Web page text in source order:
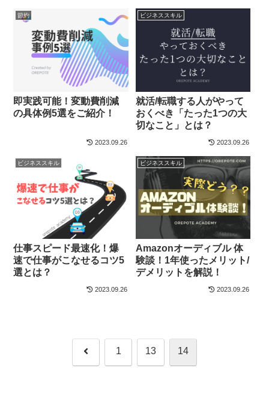
節約
即実践可能！変動費削減
の具体例5選をご紹介！
2023.09.26
ビジネススキル
就活/転職する人がやって
おくべき「たった1つの大
切なこと」とは？
2023.09.26
ビジネススキル
仕事スピード最速化！爆
速で仕事がこなせるコツ5
選とは？
2023.09.26
ビジネススキル
Amazonオーディブル 体
験談！1年使ったメリット/
デメリットを解説！
2023.09.26
前 1 13 14